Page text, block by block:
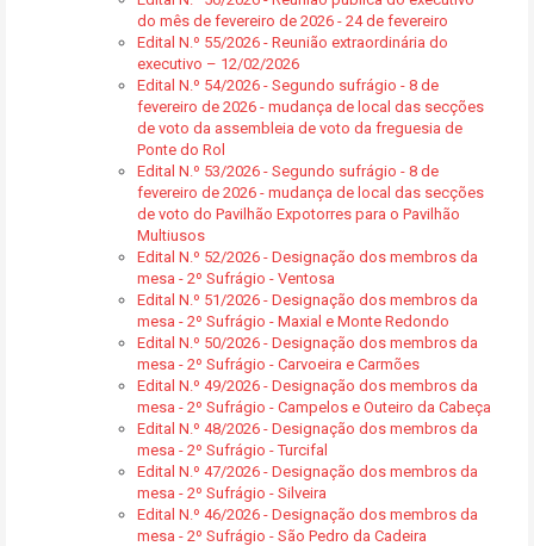
do mês de fevereiro de 2026 - 24 de fevereiro
Edital N.º 55/2026 - Reunião extraordinária do
executivo – 12/02/2026
Edital N.º 54/2026 - Segundo sufrágio - 8 de
fevereiro de 2026 - mudança de local das secções
de voto da assembleia de voto da freguesia de
Ponte do Rol
Edital N.º 53/2026 - Segundo sufrágio - 8 de
fevereiro de 2026 - mudança de local das secções
de voto do Pavilhão Expotorres para o Pavilhão
Multiusos
Edital N.º 52/2026 - Designação dos membros da
mesa - 2º Sufrágio - Ventosa
Edital N.º 51/2026 - Designação dos membros da
mesa - 2º Sufrágio - Maxial e Monte Redondo
Edital N.º 50/2026 - Designação dos membros da
mesa - 2º Sufrágio - Carvoeira e Carmões
Edital N.º 49/2026 - Designação dos membros da
mesa - 2º Sufrágio - Campelos e Outeiro da Cabeça
Edital N.º 48/2026 - Designação dos membros da
mesa - 2º Sufrágio - Turcifal
Edital N.º 47/2026 - Designação dos membros da
mesa - 2º Sufrágio - Silveira
Edital N.º 46/2026 - Designação dos membros da
mesa - 2º Sufrágio - São Pedro da Cadeira